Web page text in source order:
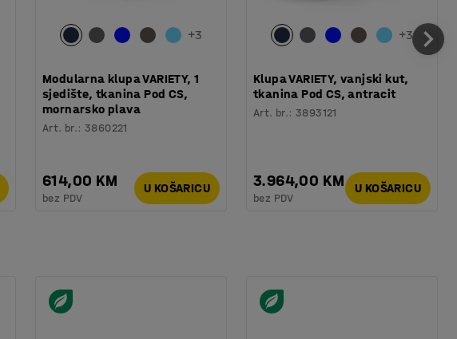
+3
Modularna klupa VARIETY, 1
sjedište, tkanina Pod CS,
mornarsko plava
Art. br.:3860221
614,00 KM
bez PDV
U KOŠARICU
+3
Klupa VARIETY, vanjski kut,
tkanina Pod CS, antracit
Art. br.:3893121
3.964,00 KM
bez PDV
U KOŠARICU